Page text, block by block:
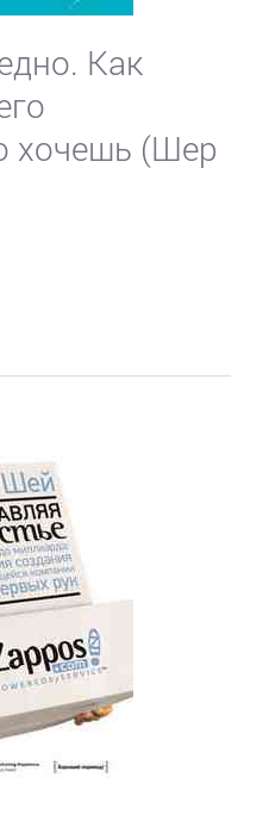
Как
хочешь (Шер